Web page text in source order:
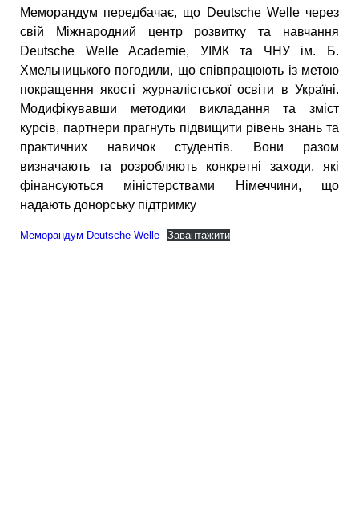
Меморандум передбачає, що Deutsche Welle через
свій Міжнародний центр розвитку та навчання
Deutsche Welle Academie, УІМК та ЧНУ ім. Б.
Хмельницького погодили, що співпрацюють із метою
покращення якості журналістської освіти в Україні.
Модифікувавши методики викладання та зміст
курсів, партнери прагнуть підвищити рівень знань та
практичних навичок студентів. Вони разом
визначають та розробляють конкретні заходи, які
фінансуються міністерствами Німеччини, що
надають донорську підтримку
Меморандум Deutsche Welle Завантажити